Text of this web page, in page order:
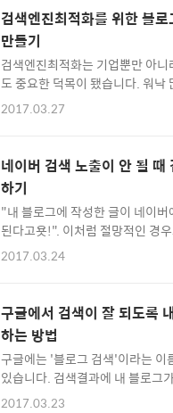
(bloggertip@gmail.com)주세
개
http://book.naver.com/
bi..
DAUM에서 운영할 당시에는 자
상으로 소박한 이벤트도 하고 이
을 쓰는 모습이었다. 그런데 카카
를 인수하면서부터 티스토리는
진 서비스'가 됐다. 블로그/포스트
나 블로그/포스트 댓글, 공감창에
와 달리 티스토리는 하는 일이 거
에는 썸네일 이미지가 보이지 않는
쩍 늘고 있어 충성심 있는 이..
검색엔진최적화를 위한 블
만들기
검색엔진최적화는 기업뿐만 아니
도 중요한 덕목이 됐습니다. 워낙
콘텐츠가 생성되고 있으며 블로그
된 것이죠. 검색엔진최적화의 기
맵 생성이라는 대목이 있습니다.
는 단어는 한번쯤 들어보셨을 겁니
이트를 구성하는 페이지 목록인데
요하냐면 검색엔진이 웹사이트와
아다니며 웹페이지들을 찾도록 도
터 도구와 구글 웹마스터 도구에
을 등록시킬 수 있습니다. 자, 이제
라해보세요. * 사이트맵 생성 사이
2017.03.27
네이버 검색 노출이 안 될 때
하기
"내 블로그에 작성한 글이 네이버
된다고욧!". 이처럼 절망적인 경
다. 여차저차 네이버 고객센터 전
자동 음성 답변만 듣다가 전화를
럴 때! 네이버 고객센터에 가면
하기라는 메뉴를 이용해 누락된 검
영을 요청할 수 있어요. 자, 저를
실까요? * 네이버 검색 반영 요청
https://goo.gl/fkb9df 검색 반영
2017.03.24
구글에서 검색이 잘 되도록
하는 방법
구글에는 '블로그 검색'이라는 이
있습니다. 검색결과에 내 블로그
않는 경우 자신의 블로그 주소를
2017.03.23